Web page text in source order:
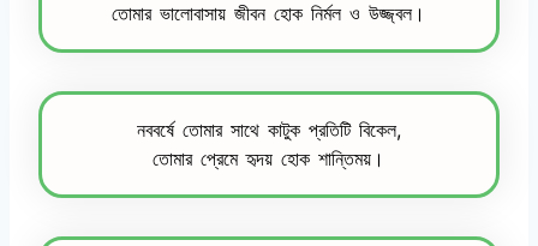
তোমার ভালোবাসায় জীবন হোক নির্মল ও উজ্জ্বল।
নববর্ষে তোমার সাথে কাটুক প্রতিটি বিকেল,
তোমার প্রেমে হৃদয় হোক শান্তিময়।